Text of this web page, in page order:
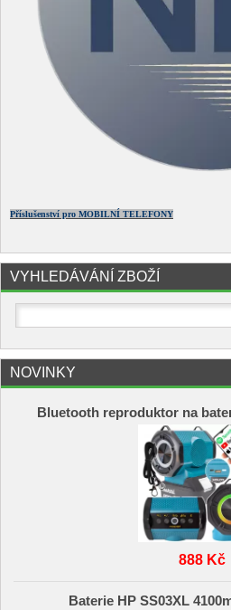
Příslušenství pro MOBILNÍ TELEFONY
VYHLEDÁVÁNÍ ZBOŽÍ
NOVINKY
Bluetooth reproduktor na
888 Kč
Baterie HP SS03XL